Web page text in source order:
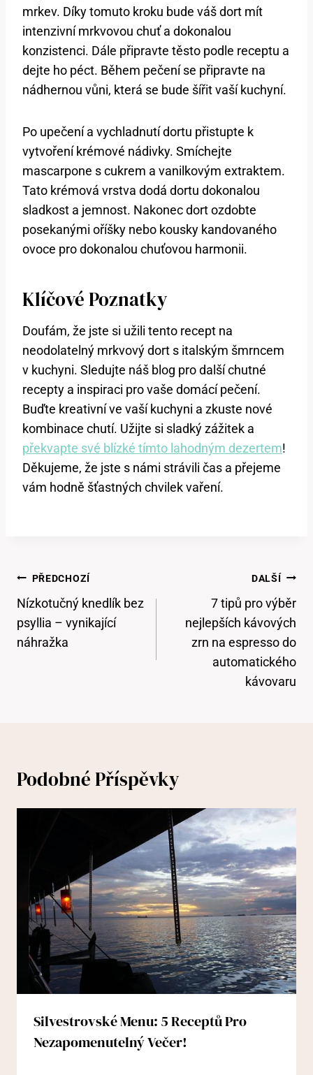
mrkev. Díky tomuto kroku bude‍ váš dort mít
intenzivní ⁣mrkvovou chuť a dokonalou
konzistenci. Dále připravte těsto podle receptu a
dejte ho péct. Během pečení se připravte na
nádhernou vůni,⁣ která se ​bude šířit‌ vaší kuchyní.
Po upečení a vychladnutí dortu přistupte k
vytvoření krémové nádivky. Smíchejte
mascarpone s cukrem​ a vanilkovým extraktem.
Tato krémová vrstva dodá dortu dokonalou
⁣sladkost a jemnost. ​Nakonec⁤ dort ozdobte
‌posekanými oříšky nebo kousky kandovaného
ovoce ‌pro​ dokonalou chuťovou harmonii.
Klíčové Poznatky
Doufám, že jste si užili tento recept na‌
neodolatelný mrkvový dort s italským šmrncem
v kuchyni. Sledujte⁤ náš blog pro další chutné
recepty a inspiraci pro vaše domácí pečení.⁢
Buďte kreativní ‌ve vaší kuchyni a ⁣zkuste nové
⁣kombinace chutí.​ Užijte si ​sladký⁣ zážitek a
překvapte své blízké tímto lahodným dezertem!
Děkujeme, že​ jste s námi strávili čas ‍a přejeme
vám hodně šťastných chvilek ⁤vaření.
Navigace
Pro
Příspěvek
PŘEDCHOZÍ
Nízkotučný knedlík bez
psyllia – vynikající
náhražka
DALŠÍ
7 tipů pro výběr
nejlepších kávových
zrn na espresso do
automatického
kávovaru
Podobné Příspěvky
Silvestrovské Menu: 5 Receptů Pro
Nezapomenutelný Večer!